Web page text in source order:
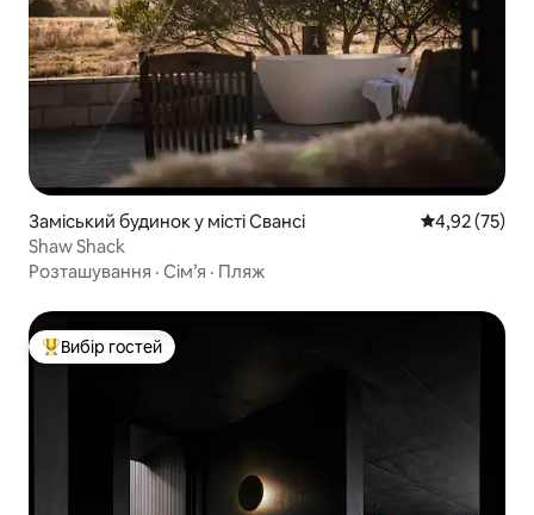
Заміський будинок у місті Свансі Середня
4,92 (75)
Shaw Shack
Розташування · Сім’я · Пляж
Топ вибір гостей
Вибір гостей